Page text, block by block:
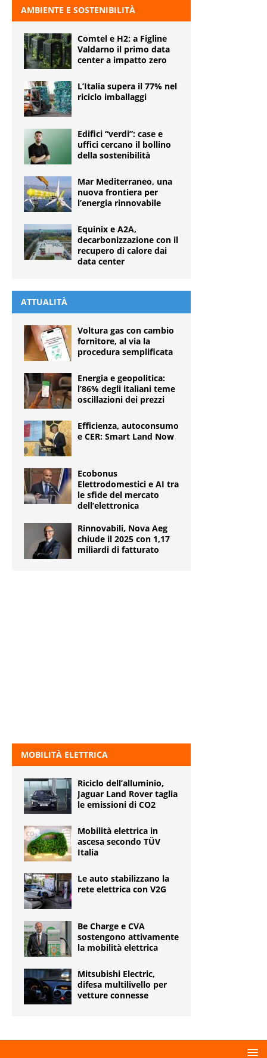
AMBIENTE E SOSTENIBILITÀ
Comtel e H2: a Figline
Valdarno il primo data
center a impatto zero
L’Italia supera il 77% nel
riciclo imballaggi
Edifici “verdi”: case e
uffici cercano il bollino
della sostenibilità
Mar Mediterraneo, una
nuova frontiera per
l’energia rinnovabile
Equinix e A2A,
decarbonizzazione con il
recupero di calore dai
data center
ATTUALITÀ
Voltura gas con cambio
fornitore, al via la
procedura semplificata
Energia e geopolitica:
l’86% degli italiani teme
oscillazioni dei prezzi
Efficienza, autoconsumo
e CER: Smart Land Now
Ecobonus
Elettrodomestici e AI tra
le sfide del mercato
dell’elettronica
Rinnovabili, Nova Aeg
chiude il 2025 con 1,17
miliardi di fatturato
MOBILITÀ ELETTRICA
Riciclo dell’alluminio,
Jaguar Land Rover taglia
le emissioni di CO2
Mobilità elettrica in
ascesa secondo TÜV
Italia
Le auto stabilizzano la
rete elettrica con V2G
Be Charge e CVA
sostengono attivamente
la mobilità elettrica
Mitsubishi Electric,
difesa multilivello per
vetture connesse